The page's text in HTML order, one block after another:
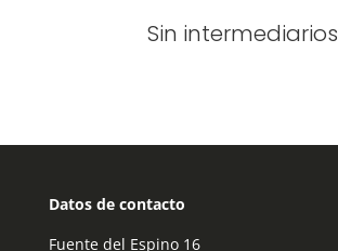
Sin intermediarios
Datos de contacto
Fuente del Espino 16